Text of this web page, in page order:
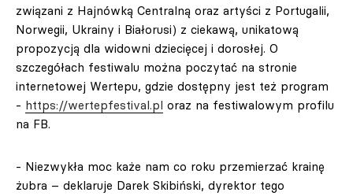
związani z Hajnówką Centralną oraz artyści z Portugalii,
Norwegii, Ukrainy i Białorusi) z ciekawą, unikatową
propozycją dla widowni dziecięcej i dorosłej. O
szczegółach festiwalu można poczytać na stronie
internetowej Wertepu, gdzie dostępny jest też program
- https://wertepfestival.pl oraz na festiwalowym profilu
na FB.
- Niezwykła moc każe nam co roku przemierzać krainę
żubra – deklaruje Darek Skibiński, dyrektor tego